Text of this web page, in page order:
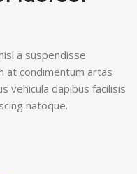
a suspendisse
at condimentum artas
vehicula dapibus facilisis
natoque.